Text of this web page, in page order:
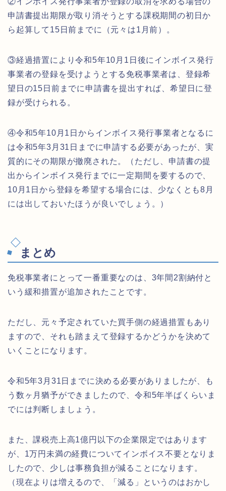
申請書提出期限が取り消そうとする課税期間の初日か
ら起算して15日前までに（元々は1月前）。
③経過措置により令和5年10月1日後にインボイス発行
事業者の登録を受けようとする免税事業者は、登録希
望日の15日前までに申請書を提出すれば、希望日に登
録が受けられる。
④令和5年10月1日からインボイス発行事業者となるに
は令和5年3月31日までに申請する必要があったが、実
質的にその期限が撤廃された。（ただし、申請書の提
出からインボイス発行までに一定期間を要するので、
10月1日から登録を希望する場合には、少なくとも8月
には出しておいたほうが良いでしょう。）
まとめ
免税事業者にとって一番重要なのは、3年間2割納付と
いう緩和措置が追加されたことです。
ただし、元々予定されていた買手側の経過措置もあり
ますので、それも踏まえて登録するかどうかを決めて
いくことになります。
令和5年3月31日までに決める必要がありましたが、も
う数ヶ月猶予ができましたので、令和5年半ばくらいま
でには判断しましょう。
また、課税売上高1億円以下の企業限定ではあります
が、1万円未満の経費についてインボイス不要となりま
したので、少しは事務負担が減ることになります。
（現在よりは増えるので、「減る」というのはおかし